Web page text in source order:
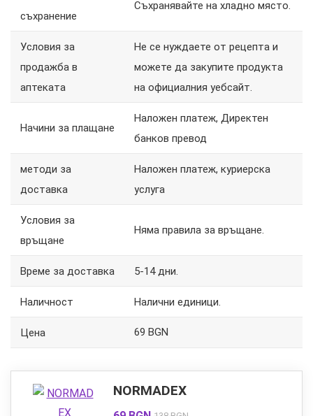
съхранение
Съхранявайте на хладно място.
Условия за
продажба в
аптеката
Не се нуждаете от рецепта и
можете да закупите продукта
на официалния уебсайт.
Начини за плащане
Наложен платеж, Директен
банков превод
методи за
доставка
Наложен платеж, куриерска
услуга
Условия за
връщане
Няма правила за връщане.
Време за доставка 5-14 дни.
Наличност Налични единици.
Цена 69 BGN
NORMADEX